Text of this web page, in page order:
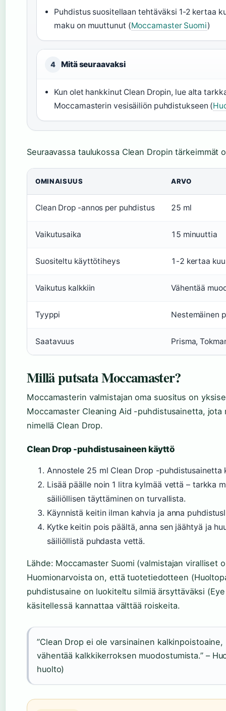
Puhdistus suositellaan tehtäväksi 1-2 kertaa
maku on muuttunut (Moccamaster Suomi)
4 Mitä seuraavaksi
Kun olet hankkinut Clean Dropin, lue alta
Moccamasterin vesisäiliön puhdistukseen (
Seuraavassa taulukossa Clean Dropin tärkeimmät
OMINAISUUS ARVO
Clean Drop -annos per puhdistus 25 ml
Vaikutusaika 15 minuuttia
Suositeltu käyttötiheys 1-2 kertaa
Vaikutus kalkkiin Vähentää
Tyyppi Nestemäinen
Saatavuus Prisma,
Millä putsata Moccamaster?
Moccamasterin valmistajan oma suositus on
Moccamaster Cleaning Aid -puhdistusainetta, jota
nimellä Clean Drop.
Clean Drop -puhdistusaineen käyttö
Annostele 25 ml Clean Drop -puhdistusainetta
Lisää päälle noin 1 litra kylmää vettä – tarkka
säiliöllisen täyttäminen on turvallista.
Käynnistä keitin ilman kahvia ja anna
Kytke keitin pois päältä, anna sen jäähtyä ja
säiliöllistä puhdasta vettä.
Lähde: Moccamaster Suomi (valmistajan viralliset
Huomionarvoista on, että tuotetiedotteen
puhdistusaine on luokiteltu silmiä ärsyttäväksi
käsitellessä kannattaa välttää roiskeita.
”Clean Drop ei ole varsinainen
vähentää kalkkikerroksen muodostumista.” –
huolto)